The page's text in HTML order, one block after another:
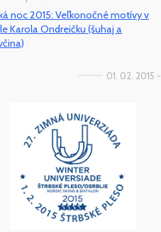
noc 2015: Veľkonočné motívy v
Karola Ondreičku (šuhaj a
01. 02. 2015 -